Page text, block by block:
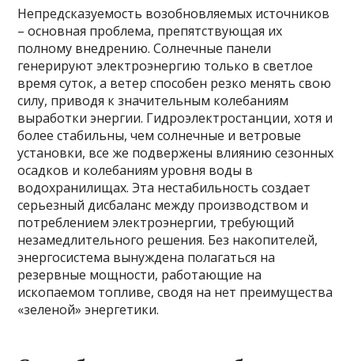
Непредсказуемость возобновляемых источников
– основная проблема, препятствующая их
полному внедрению. Солнечные панели
генерируют электроэнергию только в светлое
время суток, а ветер способен резко менять свою
силу, приводя к значительным колебаниям
выработки энергии. Гидроэлектростанции, хотя и
более стабильны, чем солнечные и ветровые
установки, все же подвержены влиянию сезонных
осадков и колебаниям уровня воды в
водохранилищах. Эта нестабильность создает
серьезный дисбаланс между производством и
потреблением электроэнергии, требующий
незамедлительного решения. Без накопителей,
энергосистема вынуждена полагаться на
резервные мощности, работающие на
ископаемом топливе, сводя на нет преимущества
«зеленой» энергетики.